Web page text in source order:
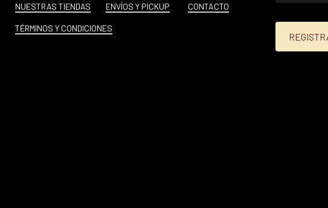
NUESTRAS TIENDAS ENVÍOS Y PICKUP CONTACTO
TÉRMINOS Y CONDICIONES